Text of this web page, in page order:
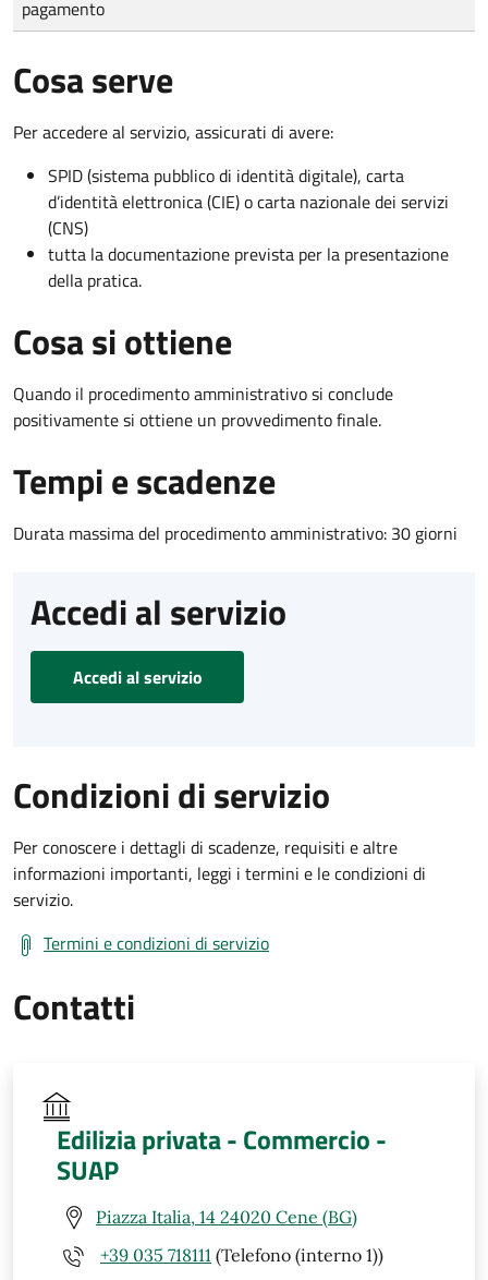
pagamento
Cosa serve
Per accedere al servizio, assicurati di avere:
SPID (sistema pubblico di identità digitale), carta
d’identità elettronica (CIE) o carta nazionale dei servizi
(CNS)
tutta la documentazione prevista per la presentazione
della pratica.
Cosa si ottiene
Quando il procedimento amministrativo si conclude
positivamente si ottiene un provvedimento finale.
Tempi e scadenze
Durata massima del procedimento amministrativo: 30 giorni
Accedi al servizio
Accedi al servizio
Condizioni di servizio
Per conoscere i dettagli di scadenze, requisiti e altre
informazioni importanti, leggi i termini e le condizioni di
servizio.
Termini e condizioni di servizio
Contatti
Edilizia privata - Commercio -
SUAP
Piazza Italia, 14 24020 Cene (BG)
+39 035 718111 (Telefono (interno 1))